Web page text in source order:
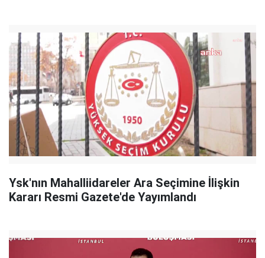
Ysk'nın Mahalliidareler Ara Seçimine İlişkin
Kararı Resmi Gazete'de Yayımlandı